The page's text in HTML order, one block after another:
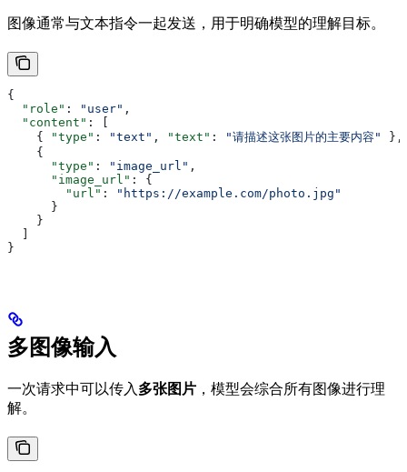
图像通常与文本指令一起发送，用于明确模型的理解目标。
{
  "role"
: "user" ,
  "content"
: [
    {
"type" : "text" , "text" : "请描述这张图片的主要内容"
},
    {
      "type"
: "image_url" ,
      "image_url"
: {
        "url"
:
"https://example.com/photo.jpg"
      }
    }
  ]
}
多图像输入
一次请求中可以传入多张图片 ，模型会综合所有图像进行理
解。